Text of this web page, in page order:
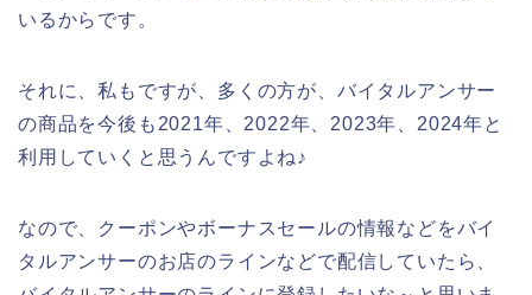
いるからです。
それに、私もですが、多くの方が、バイタルアンサー
の商品を今後も2021年、2022年、2023年、2024年と
利用していくと思うんですよね♪
なので、クーポンやボーナスセールの情報などをバイ
タルアンサーのお店のラインなどで配信していたら、